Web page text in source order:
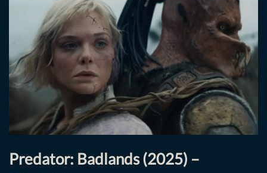
Predator: Badlands (2025) –